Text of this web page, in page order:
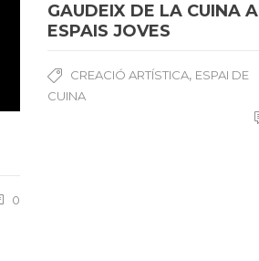
0
GAUDEIX DE LA CUINA A
ESPAIS JOVES
CREACIÓ ARTÍSTICA, ESPAI DE
CUINA